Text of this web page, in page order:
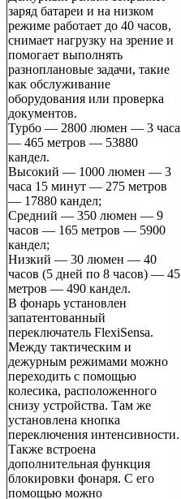
заряд батареи и на низком
режиме работает до 40 часов,
снимает нагрузку на зрение и
помогает выполнять
разноплановые задачи, такие
как обслуживание
оборудования или проверка
документов.
Турбо — 2800 люмен — 3 часа
— 465 метров — 53880
кандел.
Высокий — 1000 люмен — 3
часа 15 минут — 275 метров
— 17880 кандел;
Средний — 350 люмен — 9
часов — 165 метров — 5900
кандел;
Низкий — 30 люмен — 40
часов (5 дней по 8 часов) — 45
метров — 490 кандел.
В фонарь установлен
запатентованный
переключатель FlexiSensa.
Между тактическим и
дежурным режимами можно
переходить с помощью
колесика, расположенного
снизу устройства. Там же
установлена кнопка
переключения интенсивности.
Также встроена
дополнительная функция
блокировки фонаря. С его
помощью можно